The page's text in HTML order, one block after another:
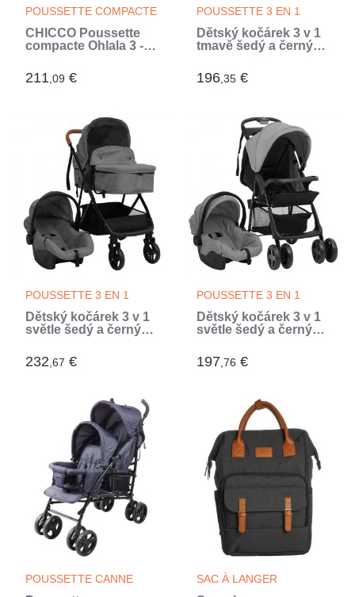
POUSSETTE COMPACTE
CHICCO Poussette
compacte Ohlala 3 -
Jusqu'a 15kg -
Dossier inclinable -
211,09 €
POUSSETTE 3 EN 1
Dětský kočárek 3 v 1
tmavě šedý a černý
196,35 €
POUSSETTE 3 EN 1
Dětský kočárek 3 v 1
světle šedý a černý
232,67 €
POUSSETTE 3 EN 1
Dětský kočárek 3 v 1
světle šedý a černý
197,76 €
POUSSETTE CANNE SAC À LANGER